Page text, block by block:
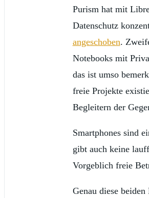
Purism hat mit
Datenschutz
angeschoben.
Notebooks mit
das ist umso
freie Projekte
Begleitern der
Smartphones sind
gibt auch keine
Vorgeblich freie
Genau diese